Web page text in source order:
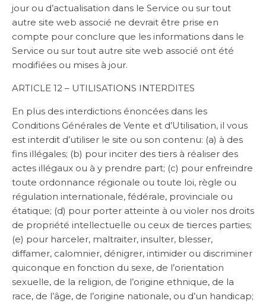
jour ou d’actualisation dans le Service ou sur tout
autre site web associé ne devrait être prise en
compte pour conclure que les informations dans le
Service ou sur tout autre site web associé ont été
modifiées ou mises à jour.
ARTICLE 12 – UTILISATIONS INTERDITES
En plus des interdictions énoncées dans les
Conditions Générales de Vente et d’Utilisation, il vous
est interdit d’utiliser le site ou son contenu: (a) à des
fins illégales; (b) pour inciter des tiers à réaliser des
actes illégaux ou à y prendre part; (c) pour enfreindre
toute ordonnance régionale ou toute loi, règle ou
régulation internationale, fédérale, provinciale ou
étatique; (d) pour porter atteinte à ou violer nos droits
de propriété intellectuelle ou ceux de tierces parties;
(e) pour harceler, maltraiter, insulter, blesser,
diffamer, calomnier, dénigrer, intimider ou discriminer
quiconque en fonction du sexe, de l’orientation
sexuelle, de la religion, de l’origine ethnique, de la
race, de l’âge, de l’origine nationale, ou d’un handicap;